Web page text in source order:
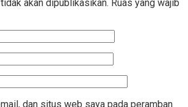
akan dipublikasikan. Ruas yang wajib
dan situs web saya pada peramban